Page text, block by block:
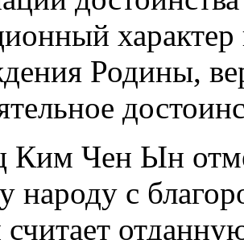
характер
Родины,
Ким Чен Ын
народу с